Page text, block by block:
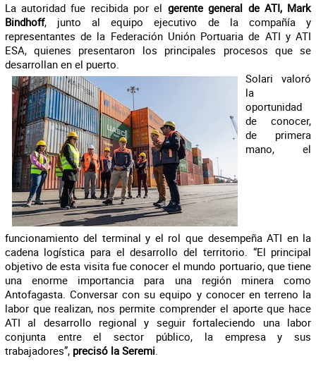
La autoridad fue recibida por el gerente general de ATI, Mark
Bindhoff, junto al equipo ejecutivo de la compañía y
representantes de la Federación Unión Portuaria de ATI y ATI
ESA, quienes presentaron los principales procesos que se
desarrollan en el puerto.
Solari valoró
la
oportunidad
de conocer,
de primera
mano, el
funcionamiento del terminal y el rol que desempeña ATI en la
cadena logística para el desarrollo del territorio. “El principal
objetivo de esta visita fue conocer el mundo portuario, que tiene
una enorme importancia para una región minera como
Antofagasta. Conversar con su equipo y conocer en terreno la
labor que realizan, nos permite comprender el aporte que hace
ATI al desarrollo regional y seguir fortaleciendo una labor
conjunta entre el sector público, la empresa y sus
trabajadores”, precisó la Seremi.